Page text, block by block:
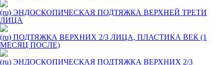
(ru) ЭНДОСКОПИЧЕСКАЯ ПОДТЯЖКА ВЕРХНЕЙ ТРЕТИ
ЛИЦА
(ru) ПОДТЯЖКА ВЕРХНИХ 2/3 ЛИЦА, ПЛАСТИКА ВЕК (1
МЕСЯЦ ПОСЛЕ)
(ru) ЭНДОСКОПИЧЕСКАЯ ПОДТЯЖКА ВЕРХНИХ 2/3